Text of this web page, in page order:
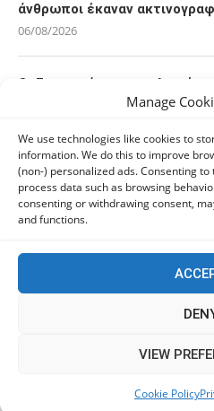
Manage
We use technologies like cookies to
information. We do this to improve
(non-) personalized ads. Consenting
process data such as browsing
consenting or withdrawing consent,
and functions.
VIEW
Cookie Policy
άνθρωποι έκαναν
06/08/2026
Οι Ευρωπαίοι καταναλωτές
τα νέα Samsung Galaxy Z
Οι χρήστες Mac είναι
κυβερνοαπειλές αλλά
προστασίας
Πόλη Χρυσοχούς: Σε εξέλιξη
αρχαιολογικών χώρων
όσους δεν συμμορφώθηκαν
This website uses cookies to
Accept